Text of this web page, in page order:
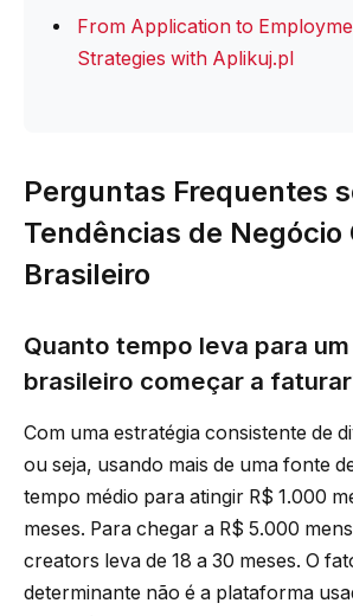
From Application to
Strategies with Aplikuj.pl
Perguntas Frequentes
Tendências de Negócio
Brasileiro
Quanto tempo leva para
brasileiro começar a
Com uma estratégia consistente de
ou seja, usando mais de uma fonte
tempo médio para atingir R$ 1.000
meses. Para chegar a R$ 5.000
creators leva de 18 a 30 meses. O
determinante não é a plataforma